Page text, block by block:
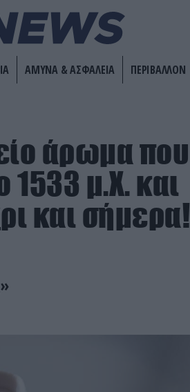
ΑΜΥΝΑ & ΑΣΦΑΛΕΙΑ ΠΕΡΙΒΑΛΛΟΝ
άρωμα που
1533 μ.Χ. και
και σήμερα!